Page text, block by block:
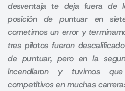
desventaja te deja fuera de
posición de puntuar en
cometimos un error y
tres pilotos fueron
de puntuar, pero en la
incendiaron y tuvimos
competitivos en muchas